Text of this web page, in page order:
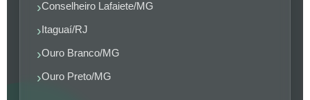
Conselheiro Lafaiete/MG
Itaguaí/RJ
Ouro Branco/MG
Ouro Preto/MG